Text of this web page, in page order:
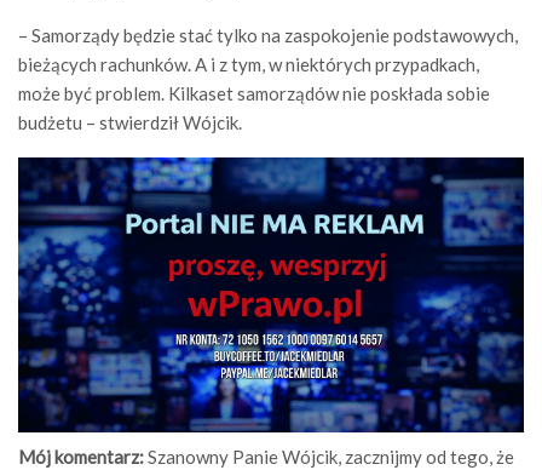
– Samorządy będzie stać tylko na zaspokojenie podstawowych,
bieżących rachunków. A i z tym, w niektórych przypadkach,
może być problem. Kilkaset samorządów nie poskłada sobie
budżetu – stwierdził Wójcik.
Mój komentarz:Szanowny Panie Wójcik, zacznijmy od tego, że